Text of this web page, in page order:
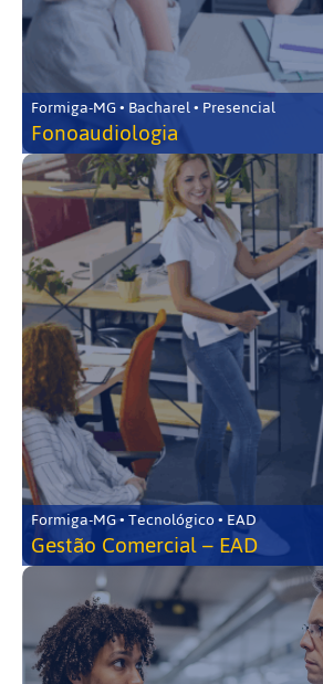
Formiga-MG • Bacharel • Presencial
Fonoaudiologia
Formiga-MG • Tecnológico • EAD
Gestão Comercial – EAD